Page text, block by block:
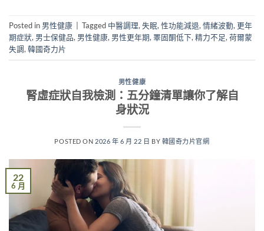
Posted in 男性健康 Tagged 中醫調理,失眠,性功能減退,情緒波動,更年
期症狀, 男士保健品, 男性健康, 男性更年期,睪固酮低下,精力不足,荷爾蒙
失調,韓國奇力片
男性健康
腎虛症狀自我檢測：五分鐘清單讓你了解自
身狀況
POSTED ON 2026 年 6 月 22 日 BY 韓國奇力片官網
22
6 月